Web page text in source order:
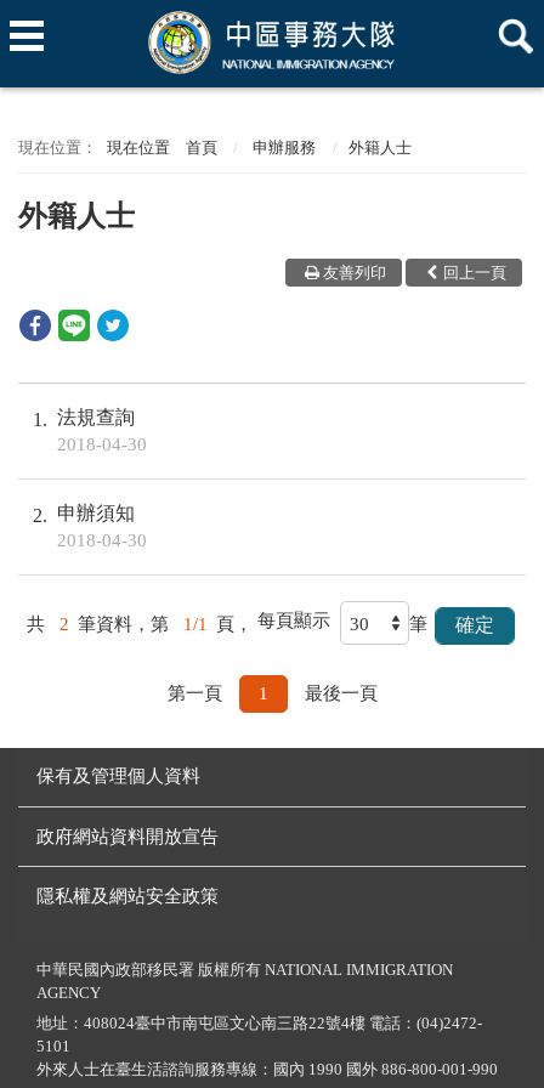
現在位置 首頁 申辦服務 外籍人士
外籍人士
回上一頁
友善列印
1 法規查詢
2018-04-30
2 申辦須知
2018-04-30
共 2 筆資料，第 1/1 頁， 每頁顯示 筆
第一頁 1 最後一頁
保有及管理個人資料
政府網站資料開放宣告
隱私權及網站安全政策
中華民國內政部移民署 版權所有 NATIONAL IMMIGRATION
AGENCY
地址：408024臺中市南屯區文心南三路22號4樓 電話：(04)2472-
5101
外來人士在臺生活諮詢服務專線：國內 1990 國外 886-800-001-990